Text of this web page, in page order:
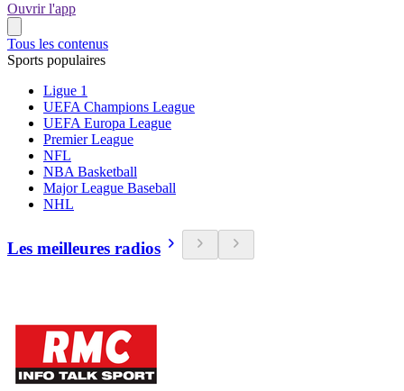
Ouvrir l'app
Tous les contenus
Sports populaires
Ligue 1
UEFA Champions League
UEFA Europa League
Premier League
NFL
NBA Basketball
Major League Baseball
NHL
Les meilleures radios